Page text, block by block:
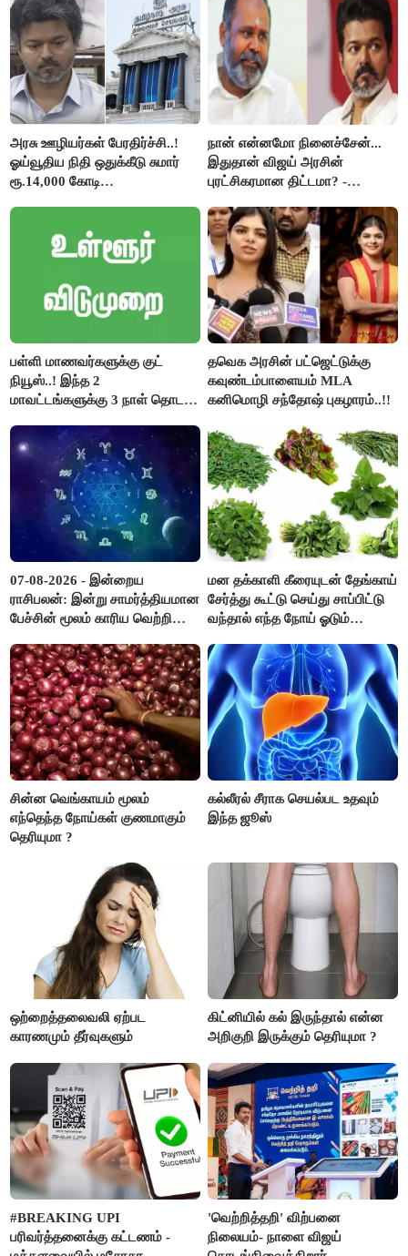
அரசு ஊழியர்கள் பேரதிர்ச்சி..!
ஓய்வூதிய நிதி ஒதுக்கீடு சுமார்
ரூ.14,000 கோடி
நான் என்னமோ நினைச்சேன்...
இதுதான் விஜய் அரசின்
புரட்சிகரமான திட்டமா? -
பள்ளி மாணவர்களுக்கு குட்
நியூஸ்..! இந்த 2
மாவட்டங்களுக்கு 3 நாள் தொடர்
தவெக அரசின் பட்ஜெட்டுக்கு
கவுண்டம்பாளையம் MLA
கனிமொழி சந்தோஷ் புகழாரம்..!!
07-08-2026 - இன்றைய
ராசிபலன்: இன்று சாமர்த்தியமான
பேச்சின் மூலம் காரிய வெற்றி
பொறுப்புகளை ஒப்படைப்பதில்
கவனம் தேவை..!
மன தக்காளி கீரையுடன் தேங்காய்
சேர்த்து கூட்டு செய்து சாப்பிட்டு
வந்தால் எந்த நோய் ஓடும்
சின்ன வெங்காயம் மூலம்
எந்தெந்த நோய்கள் குணமாகும்
தெரியுமா ?
கல்லீரல் சீராக செயல்பட உதவும்
இந்த ஜூஸ்
ஒற்றைத்தலைவலி ஏற்பட
காரணமும் தீர்வுகளும்
கிட்னியில் கல் இருந்தால் என்ன
அறிகுறி இருக்கும் தெரியுமா ?
#BREAKING UPI
பரிவர்த்தனைக்கு கட்டணம் -
'வெற்றித்தறி' விற்பனை
நிலையம்- நாளை விஜய்